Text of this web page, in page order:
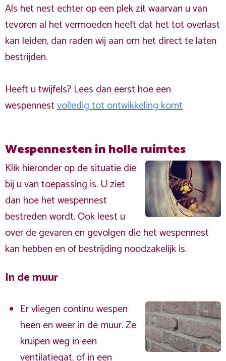
Als het nest echter op een plek zit waarvan u van
tevoren al het vermoeden heeft dat het tot overlast
kan leiden, dan raden wij aan om het direct te laten
bestrijden.
Heeft u twijfels? Lees dan eerst hoe een
wespennestvolledig tot ontwikkeling komt
Wespennesten in holle ruimtes
Klik hieronder op de situatie die
bij u van toepassing is. U ziet
dan hoe het wespennest
bestreden wordt. Ook leest u
over de gevaren en gevolgen die het wespennest
kan hebben en of bestrijding noodzakelijk is.
In de muur
Er vliegen continu wespen
heen en weer in de muur. Ze
kruipen weg in een